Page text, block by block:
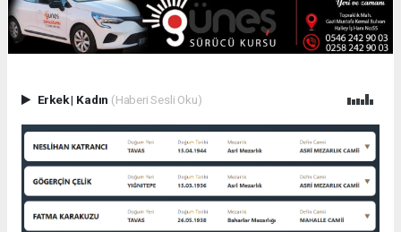
Erkek| Kadın (Haberi Sesli Oku)